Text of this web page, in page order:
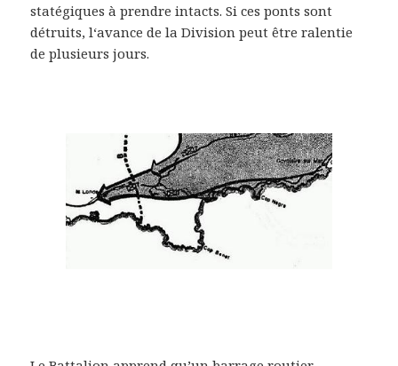
statégiques à prendre intacts. Si ces ponts sont
détruits, l‘avance de la Division peut être ralentie
de plusieurs jours.